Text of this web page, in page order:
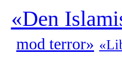
«Den
mod terror»